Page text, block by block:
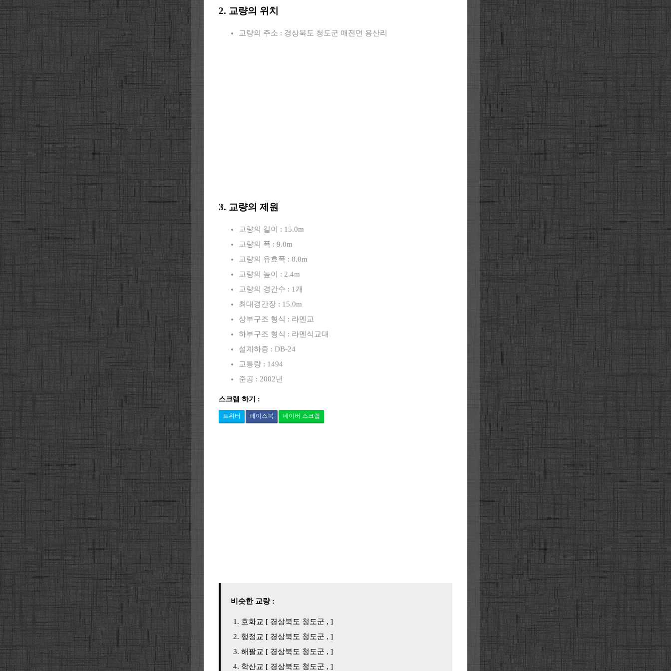
2. 교량의 위치
교량의 주소 : 경상북도 청도군 매전면 용산리
3. 교량의 제원
교량의 길이 : 15.0m
교량의 폭 : 9.0m
교량의 유효폭 : 8.0m
교량의 높이 : 2.4m
교량의 경간수 : 1개
최대경간장 : 15.0m
상부구조 형식 : 라멘교
하부구조 형식 : 라멘식교대
설계하중 : DB-24
교통량 : 1494
준공 : 2002년
스크랩 하기 :
트위터 페이스북 네이버 스크랩
비슷한 교량 :
호화교 [ 경상북도 청도군 , ]
행정교 [ 경상북도 청도군 , ]
해팔교 [ 경상북도 청도군 , ]
학산교 [ 경상북도 청도군 , ]